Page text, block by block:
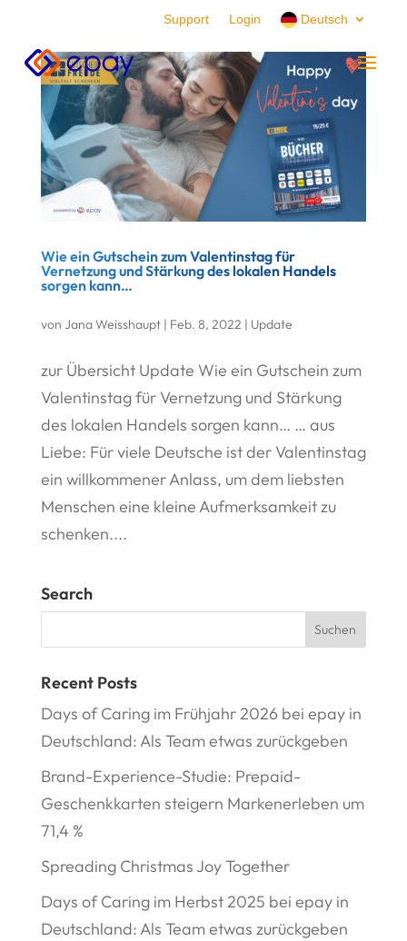
Support Login Deutsch
Wie ein Gutschein zum Valentinstag für
Vernetzung und Stärkung des lokalen Handels
sorgen kann…
von Jana Weisshaupt| Feb. 8, 2022 | Update
zur Übersicht Update Wie ein Gutschein zum
Valentinstag für Vernetzung und Stärkung
des lokalen Handels sorgen kann… … aus
Liebe: Für viele Deutsche ist der Valentinstag
ein willkommener Anlass, um dem liebsten
Menschen eine kleine Aufmerksamkeit zu
schenken....
Search
Recent Posts
Days of Caring im Frühjahr 2026 bei epay in
Deutschland: Als Team etwas zurückgeben
Brand-Experience-Studie: Prepaid-
Geschenkkarten steigern Markenerleben um
71,4 %
Spreading Christmas Joy Together
Days of Caring im Herbst 2025 bei epay in
Deutschland: Als Team etwas zurückgeben